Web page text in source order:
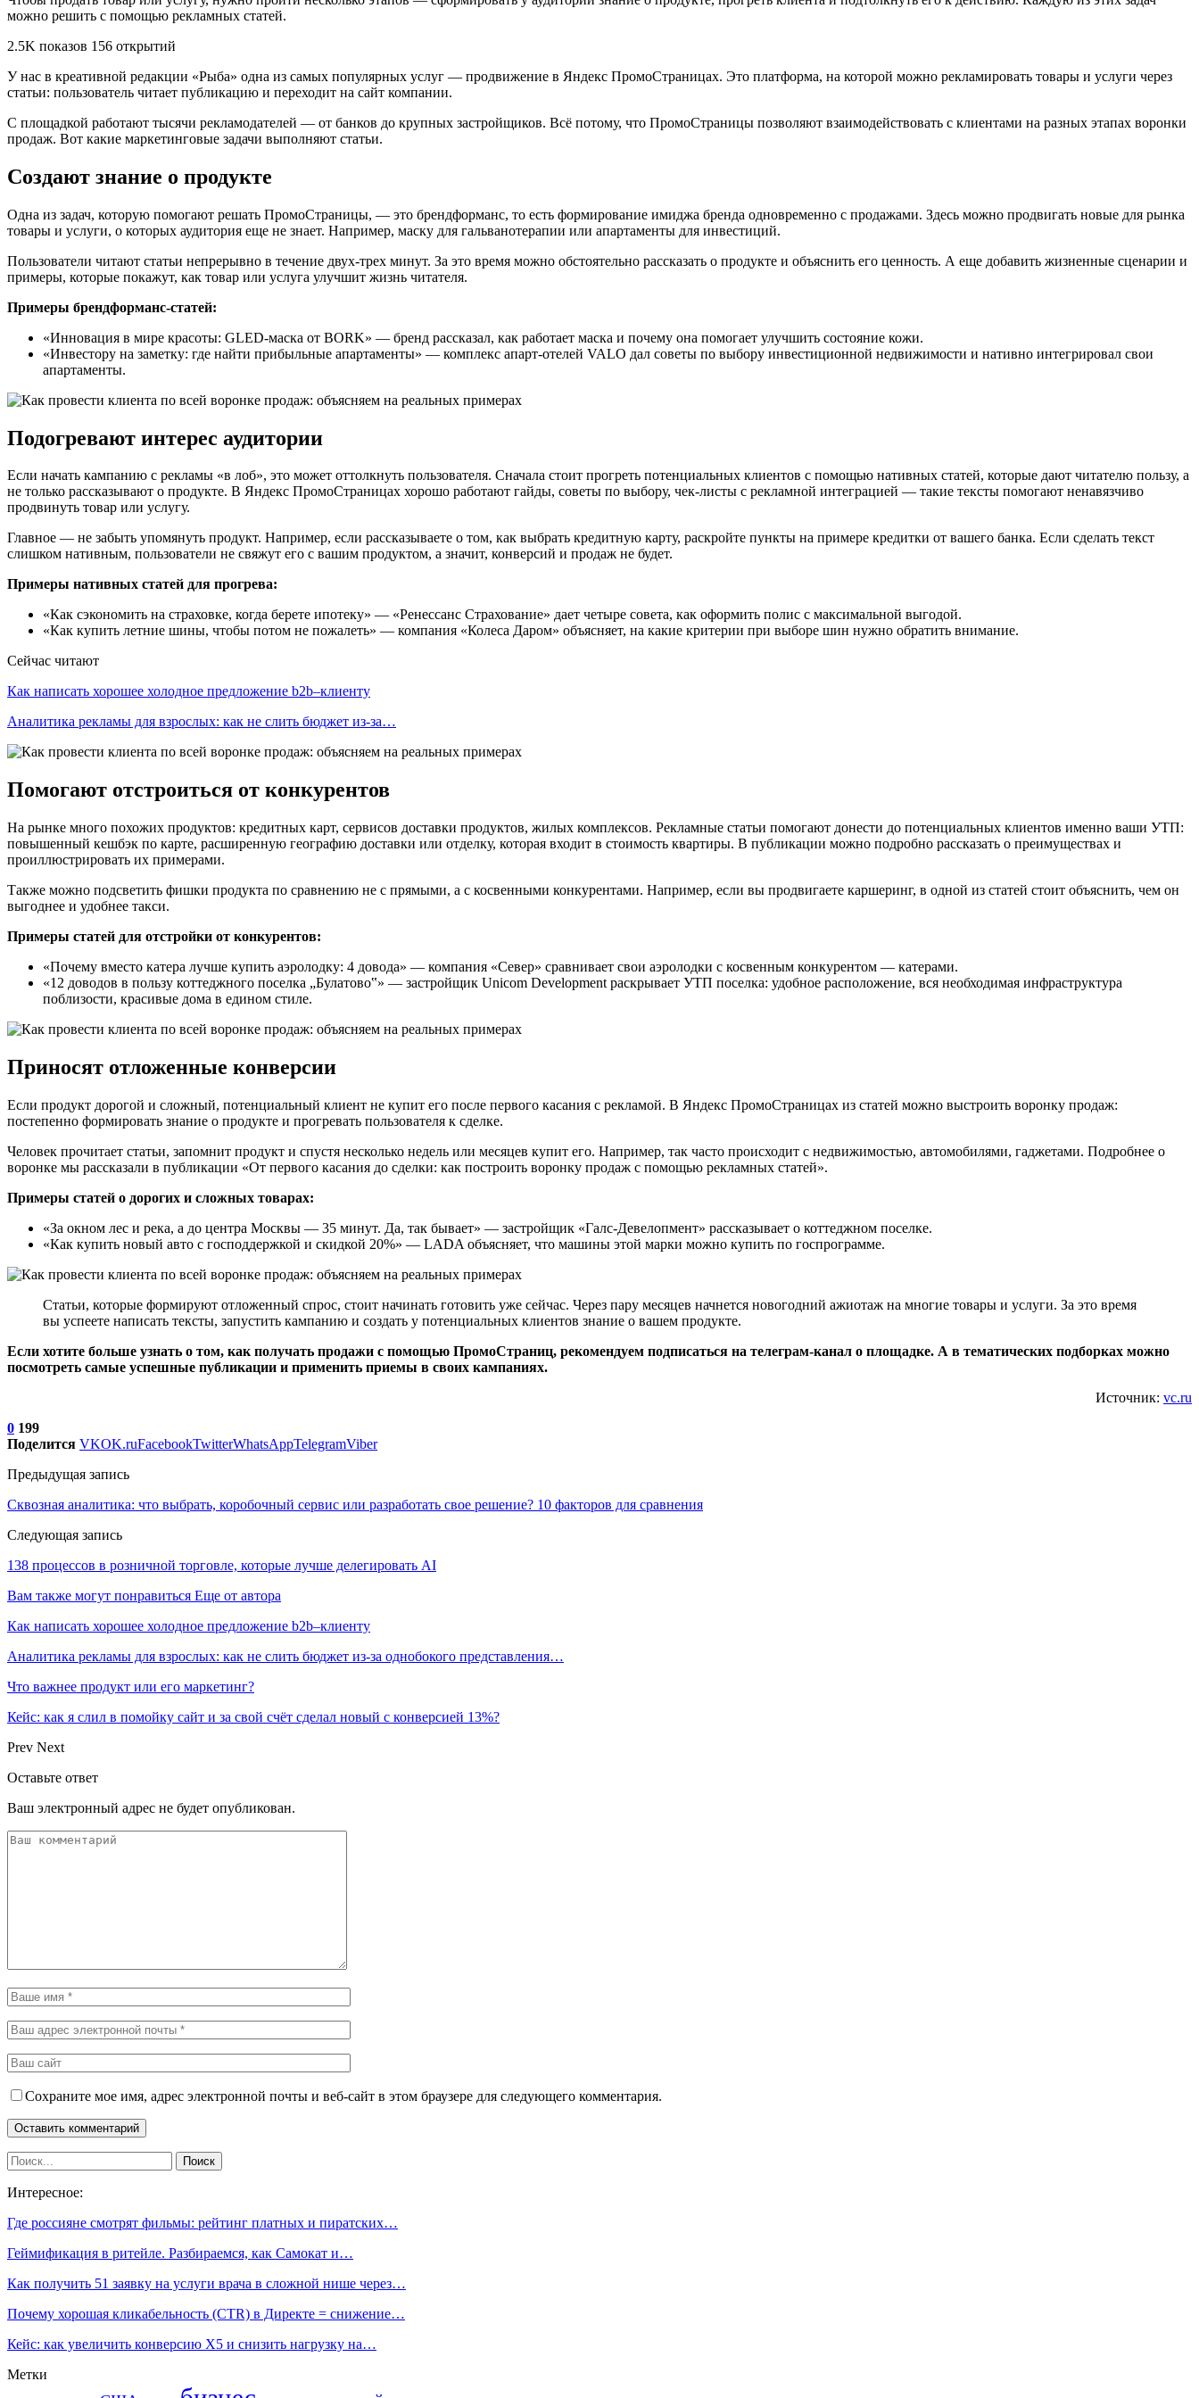
можно решить с помощью рекламных статей.
2.5K показов 156 открытий
У нас в креативной редакции «Рыба» одна из самых популярных услуг — продвижение в Яндекс ПромоСтраницах. Это платформа, на которой можно рекламировать товары и услуги через
статьи: пользователь читает публикацию и переходит на сайт компании.
С площадкой работают тысячи рекламодателей — от банков до крупных застройщиков. Всё потому, что ПромоСтраницы позволяют взаимодействовать с клиентами на разных этапах воронки
продаж. Вот какие маркетинговые задачи выполняют статьи.
Создают знание о продукте
Одна из задач, которую помогают решать ПромоСтраницы, — это брендформанс, то есть формирование имиджа бренда одновременно с продажами. Здесь можно продвигать новые для рынка
товары и услуги, о которых аудитория еще не знает. Например, маску для гальванотерапии или апартаменты для инвестиций.
Пользователи читают статьи непрерывно в течение двух-трех минут. За это время можно обстоятельно рассказать о продукте и объяснить его ценность. А еще добавить жизненные сценарии и
примеры, которые покажут, как товар или услуга улучшит жизнь читателя.
Примеры брендформанс-статей:
«Инновация в мире красоты: GLED-маска от BORK» — бренд рассказал, как работает маска и почему она помогает улучшить состояние кожи.
«Инвестору на заметку: где найти прибыльные апартаменты» — комплекс апарт-отелей VALO дал советы по выбору инвестиционной недвижимости и нативно интегрировал свои
апартаменты.
Подогревают интерес аудитории
Если начать кампанию с рекламы «в лоб», это может оттолкнуть пользователя. Сначала стоит прогреть потенциальных клиентов с помощью нативных статей, которые дают читателю пользу, а
не только рассказывают о продукте. В Яндекс ПромоСтраницах хорошо работают гайды, советы по выбору, чек-листы с рекламной интеграцией — такие тексты помогают ненавязчиво
продвинуть товар или услугу.
Главное — не забыть упомянуть продукт. Например, если рассказываете о том, как выбрать кредитную карту, раскройте пункты на примере кредитки от вашего банка. Если сделать текст
слишком нативным, пользователи не свяжут его с вашим продуктом, а значит, конверсий и продаж не будет.
Примеры нативных статей для прогрева:
«Как сэкономить на страховке, когда берете ипотеку» — «Ренессанс Страхование» дает четыре совета, как оформить полис с максимальной выгодой.
«Как купить летние шины, чтобы потом не пожалеть» — компания «Колеса Даром» объясняет, на какие критерии при выборе шин нужно обратить внимание.
Сейчас читают
Как написать хорошее холодное предложение b2b–клиенту
Аналитика рекламы для взрослых: как не слить бюджет из-за…
Помогают отстроиться от конкурентов
На рынке много похожих продуктов: кредитных карт, сервисов доставки продуктов, жилых комплексов. Рекламные статьи помогают донести до потенциальных клиентов именно ваши УТП:
повышенный кешбэк по карте, расширенную географию доставки или отделку, которая входит в стоимость квартиры. В публикации можно подробно рассказать о преимуществах и
проиллюстрировать их примерами.
Также можно подсветить фишки продукта по сравнению не с прямыми, а с косвенными конкурентами. Например, если вы продвигаете каршеринг, в одной из статей стоит объяснить, чем он
выгоднее и удобнее такси.
Примеры статей для отстройки от конкурентов:
«Почему вместо катера лучше купить аэролодку: 4 довода» — компания «Север» сравнивает свои аэролодки с косвенным конкурентом — катерами.
«12 доводов в пользу коттеджного поселка „Булатово‟» — застройщик Unicom Development раскрывает УТП поселка: удобное расположение, вся необходимая инфраструктура
поблизости, красивые дома в едином стиле.
Приносят отложенные конверсии
Если продукт дорогой и сложный, потенциальный клиент не купит его после первого касания с рекламой. В Яндекс ПромоСтраницах из статей можно выстроить воронку продаж:
постепенно формировать знание о продукте и прогревать пользователя к сделке.
Человек прочитает статьи, запомнит продукт и спустя несколько недель или месяцев купит его. Например, так часто происходит с недвижимостью, автомобилями, гаджетами. Подробнее о
воронке мы рассказали в публикации «От первого касания до сделки: как построить воронку продаж с помощью рекламных статей».
Примеры статей о дорогих и сложных товарах:
«За окном лес и река, а до центра Москвы — 35 минут. Да, так бывает» — застройщик «Галс-Девелопмент» рассказывает о коттеджном поселке.
«Как купить новый авто с господдержкой и скидкой 20%» — LADA объясняет, что машины этой марки можно купить по госпрограмме.
Статьи, которые формируют отложенный спрос, стоит начинать готовить уже сейчас. Через пару месяцев начнется новогодний ажиотаж на многие товары и услуги. За это время
вы успеете написать тексты, запустить кампанию и создать у потенциальных клиентов знание о вашем продукте.
Если хотите больше узнать о том, как получать продажи с помощью ПромоСтраниц, рекомендуем подписаться на телеграм-канал о площадке. А в тематических подборках можно
посмотреть самые успешные публикации и применить приемы в своих кампаниях.
Источник: vc.ru
0 199
Поделится VKOK.ruFacebookTwitterWhatsAppTelegramViber
Предыдущая запись
Сквозная аналитика: что выбрать, коробочный сервис или разработать свое решение? 10 факторов для сравнения
Следующая запись
138 процессов в розничной торговле, которые лучше делегировать AI
Вам также могут понравиться Еще от автора
Как написать хорошее холодное предложение b2b–клиенту
Аналитика рекламы для взрослых: как не слить бюджет из-за однобокого представления…
Что важнее продукт или его маркетинг?
Кейс: как я слил в помойку сайт и за свой счёт сделал новый с конверсией 13%?
Prev Next
Оставьте ответ
Ваш электронный адрес не будет опубликован.
Сохраните мое имя, адрес электронной почты и веб-сайт в этом браузере для следующего комментария.
Интересное:
Где россияне смотрят фильмы: рейтинг платных и пиратских…
Геймификация в ритейле. Разбираемся, как Самокат и…
Как получить 51 заявку на услуги врача в сложной нише через…
Почему хорошая кликабельность (CTR) в Директе = снижение…
Кейс: как увеличить конверсию X5 и снизить нагрузку на…
Метки